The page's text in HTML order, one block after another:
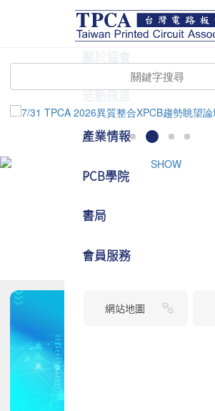
TPCA
活動訊息
產業情報
PCB學院
書局
會員服務
網站地圖